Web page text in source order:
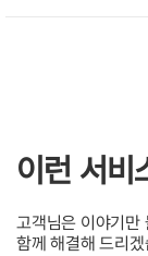
이런 서비
고객님은 이야기만
함께 해결해 드리